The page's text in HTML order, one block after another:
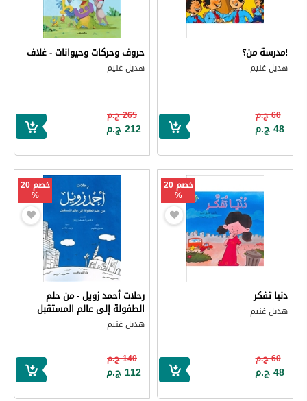
!مدرسة من؟
هديل غنيم
60 ج.م
48 ج.م
حروف وحركات وحيوانات - غلاف
هديل غنيم
265 ج.م
212 ج.م
خصم 20
%
دنيا تفكر
هديل غنيم
60 ج.م
48 ج.م
خصم 20
%
رحلات أحمد زويل - من حلم
الطفولة إلى عالم المستقبل
هديل غنيم
140 ج.م
112 ج.م